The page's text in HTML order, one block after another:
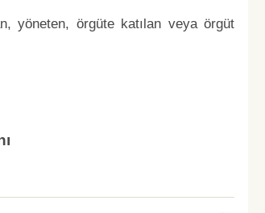
yöneten, örgüte katılan veya örgüt